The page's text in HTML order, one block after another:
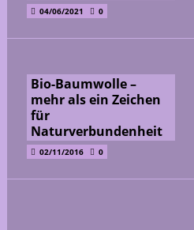
04/06/2021 0
Bio-Baumwolle –
mehr als ein Zeichen
für
Naturverbundenheit
02/11/2016 0